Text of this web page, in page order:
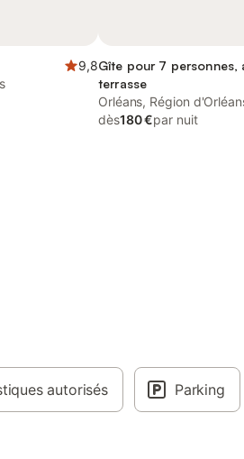
9,8Gîte pour 7 personnes,
terrasse
Orléans, Région
dès180 €par nuit
autorisés Parking